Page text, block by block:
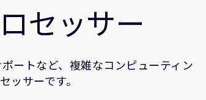
セッサー
ートなど、複雑なコンピューティン
サーです。